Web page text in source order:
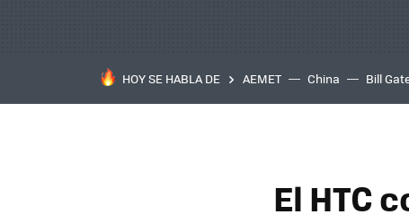
HOY SE HABLA DE AEMET China Bill
El HTC